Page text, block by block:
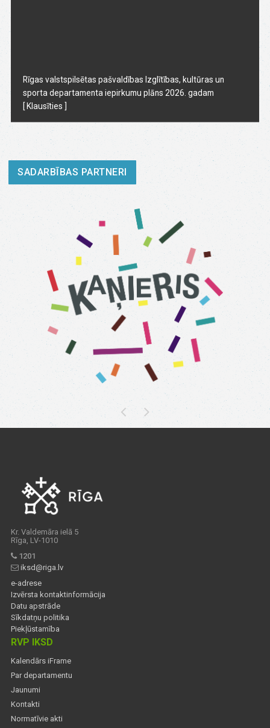
Rīgas valstspilsētas pašvaldības Izglītības, kultūras un
sporta departamenta iepirkumu plāns 2026. gadam
[ Klausīties ]
SADARBĪBAS PARTNERI
Kr. Valdemāra ielā 5
Rīga, LV-1010
1201
iksd@riga.lv
e-adrese
Izvērsta kontaktinformācija
Datu apstrāde
Sīkdatņu politika
Piekļūstamība
RVP IKSD
Kalendārs iFrame
Par departamentu
Jaunumi
Kontakti
Normatīvie akti